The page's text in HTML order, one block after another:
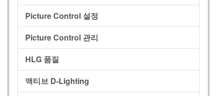
Picture Control 설정
Picture Control 관리
HLG 품질
액티브 D-Lighting